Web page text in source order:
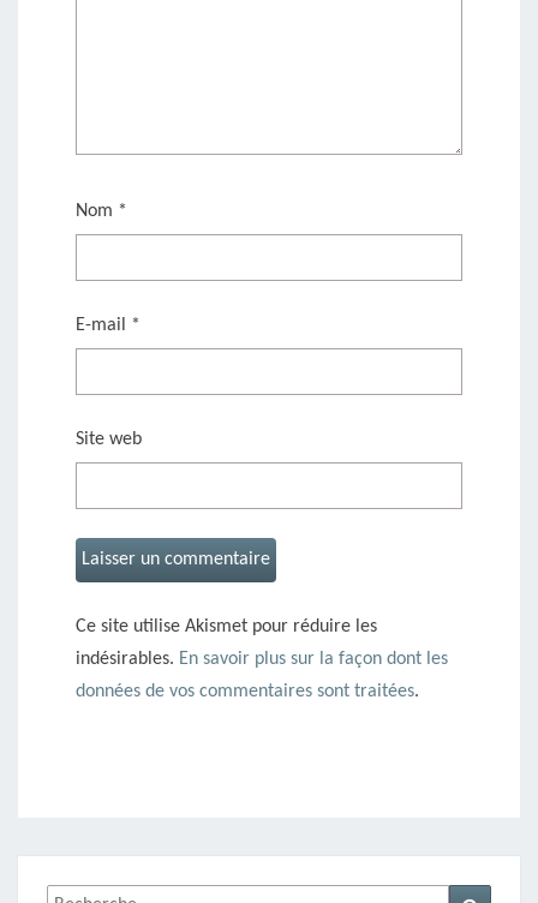
Nom *
E-mail *
Site web
Ce site utilise Akismet pour réduire les
indésirables. En savoir plus sur la façon dont les
données de vos commentaires sont traitées.
Rechercher :